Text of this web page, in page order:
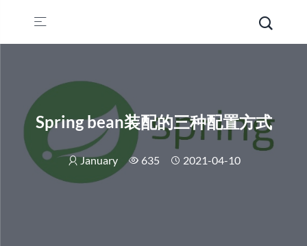
Spring bean装配的三种配置方式
January 635 2021-04-10